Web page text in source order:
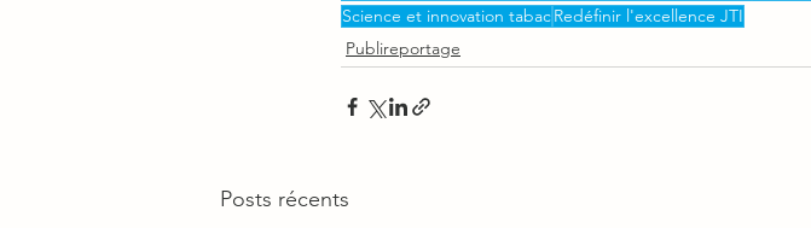
Science et innovation tabacRedéfinir l'excellence JTI
Publireportage
Posts récents